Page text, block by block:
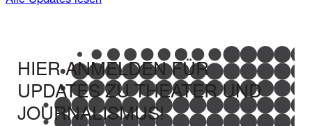
HIER ANMELDEN FÜR
UPDATES ZU THEATER UND
JOURNALISMUS!